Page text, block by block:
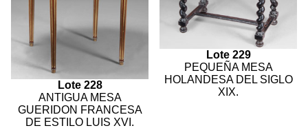
Lote 228
ANTIGUA MESA
GUERIDON FRANCESA
DE ESTILO LUIS XVI.
Lote 229
PEQUEÑA MESA
HOLANDESA DEL SIGLO
XIX.